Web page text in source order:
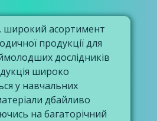
широкий асортимент
продукції для
дослідників
широко
у навчальних
дбайливо
на багаторічний